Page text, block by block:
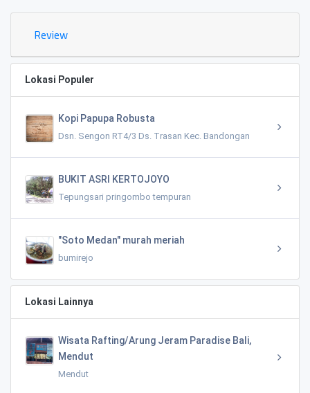
Review
Lokasi Populer
Kopi Papupa Robusta
Dsn. Sengon RT4/3 Ds. Trasan Kec. Bandongan
BUKIT ASRI KERTOJOYO
Tepungsari pringombo tempuran
"Soto Medan" murah meriah
bumirejo
Lokasi Lainnya
Wisata Rafting/Arung Jeram Paradise Bali,
Mendut
Mendut